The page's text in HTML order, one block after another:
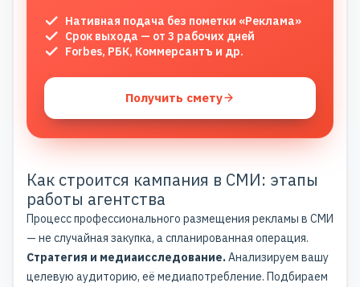
Нативная подача без пометки «Реклама»
Срок выхода — от 3 рабочих дней
Forbes, РБК, Коммерсантъ и др.
Получить смету
Как строится кампания в СМИ: этапы
работы агентства
Процесс профессионального размещения рекламы в СМИ
— не случайная закупка, а спланированная операция.
Стратегия и медиаисследование.Анализируем вашу
целевую аудиторию, её медиапотребление. Подбираем